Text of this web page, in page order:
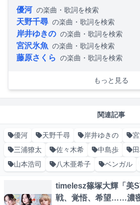
優河 の楽曲・歌詞を検索
天野千尋 の楽曲・歌詞を検索
岸井ゆきの の楽曲・歌詞を検索
宮沢氷魚 の楽曲・歌詞を検索
藤原さくら の楽曲・歌詞を検索
もっと見る
関連記事
優河 天野千尋 岸井ゆきの
三浦獠太
佐々木希 中島歩
山本浩司
八木亜希子 ベンガル
timelesz篠塚大輝「美
戦、覚悟、希望……濃